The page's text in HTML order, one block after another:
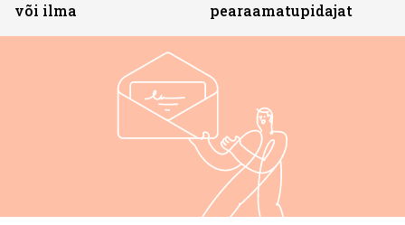
või ilma
pearaamatupidajat